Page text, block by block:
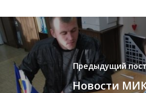
Предыдущий
Новости